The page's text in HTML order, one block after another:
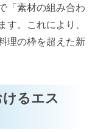
「素材の組み合わ
。これにより、
理の枠を超えた新
るエス